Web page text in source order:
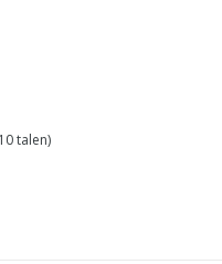
talen)